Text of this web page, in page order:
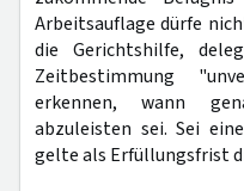
Arbeitsauflage dürfe
die Gerichtshilfe,
Zeitbestimmung
erkennen, wann
abzuleisten sei. Sei
gelte als Erfüllungsfrist